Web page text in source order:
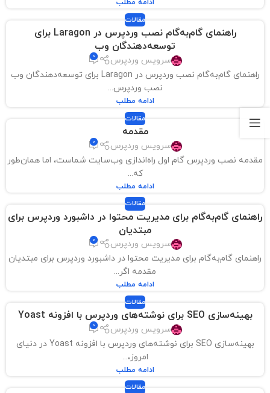
ادامه مطلب
مقالات
راهنمای گام‌به‌گام نصب وردپرس در Laragon برای
توسعه‌دهندگان وب
سرویس وردپرس 0
راهنمای گام‌به‌گام نصب وردپرس در Laragon برای توسعه‌دهندگان وب
نصب وردپرس...
ادامه مطلب
مقالات
مقدمه
سرویس وردپرس 0
مقدمه نصب وردپرس گام اول راه‌اندازی وب‌سایت شماست، اما همان‌طور
که...
ادامه مطلب
مقالات
راهنمای گام‌به‌گام برای مدیریت محتوا در داشبورد وردپرس برای
مبتدیان
سرویس وردپرس 0
راهنمای گام‌به‌گام برای مدیریت محتوا در داشبورد وردپرس برای مبتدیان
مقدمه اگر...
ادامه مطلب
مقالات
بهینه‌سازی SEO برای نوشته‌های وردپرس با افزونه Yoast
سرویس وردپرس 0
بهینه‌سازی SEO برای نوشته‌های وردپرس با افزونه Yoast در دنیای
امروز،...
ادامه مطلب
مقالات